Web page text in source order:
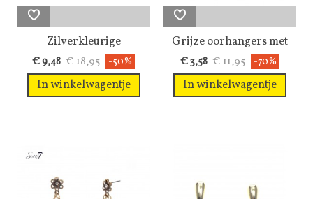
Zilverkleurige
oorringen met een...
€ 9,48 € 18,95 -50%
In winkelwagentje
Grijze oorhangers met
een rode...
€ 3,58 € 11,95 -70%
In winkelwagentje